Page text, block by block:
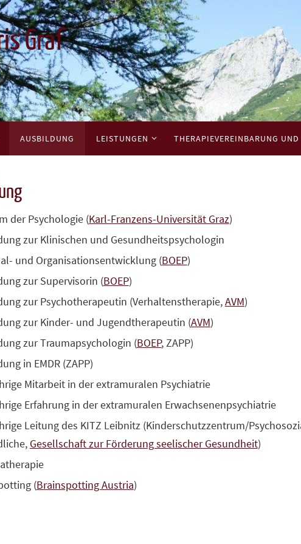
Graf
AUSBILDUNG LEISTUNGEN THERAPIEVEREINBARUNG UND
der Psychologie (Karl-Franzens-Universität Graz)
zur Klinischen und Gesundheitspsychologin
und Organisationsentwicklung (BOEP)
zur Supervisorin (BOEP)
zur Psychotherapeutin (Verhaltenstherapie,AVM)
zur Kinder- und Jugendtherapeutin (AVM)
zur Traumapsychologin (BOEP, ZAPP)
in EMDR (ZAPP)
Mitarbeit in der extramuralen Psychiatrie
Erfahrung in der extramuralen Erwachsenenpsychiatrie
Leitung des KITZ Leibnitz (Kinderschutzzentrum/
Gesellschaft zur Förderung seelischer Gesundheit)
(Brainspotting Austria)